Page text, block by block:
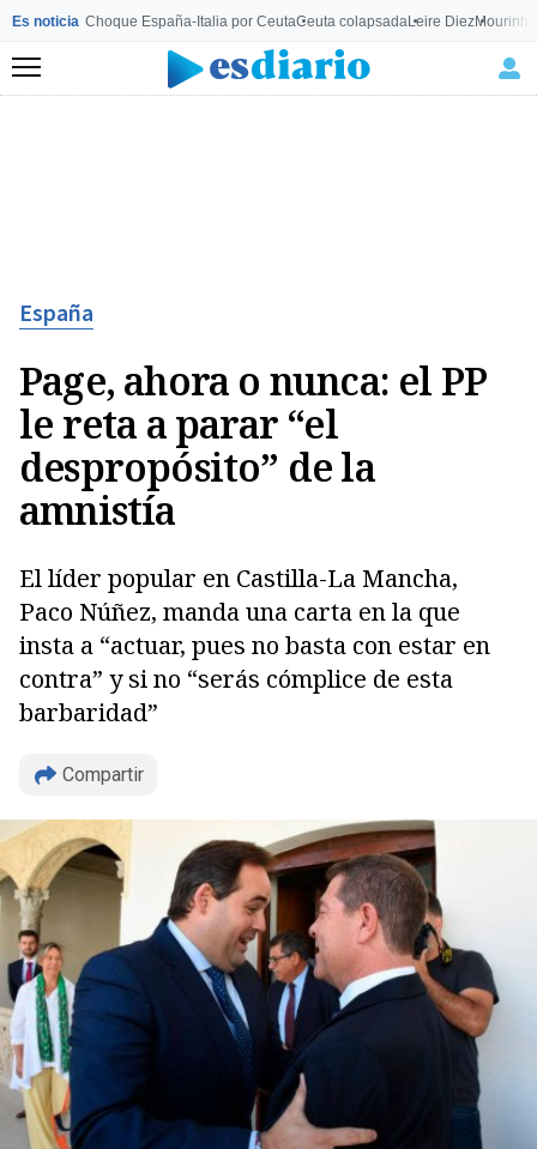
Es noticia Choque España-Italia por CeutaCeuta colapsadaLeire Diez
Menú
España
Page, ahora o nunca: el PP
le reta a parar “el
despropósito” de la
amnistía
El líder popular en Castilla-La Mancha,
Paco Núñez, manda una carta en la que
insta a “actuar, pues no basta con estar en
contra” y si no “serás cómplice de esta
barbaridad”
Compartir